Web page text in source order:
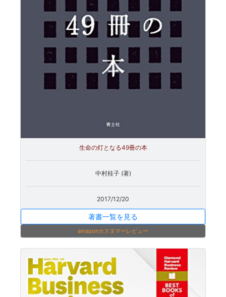
生命の灯となる49冊の本
中村桂子 (著)
2017/12/20
著書一覧を見る
amazonカスタマーレビュー